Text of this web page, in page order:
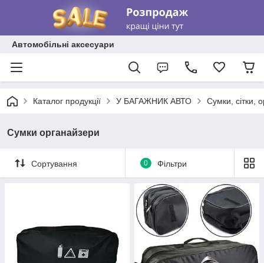
Автомобільні аксесуари
Каталог продукції У БАГАЖНИК АВТО Сумки, сітки,
Сумки органайзери
Сортування 0 Фільтри